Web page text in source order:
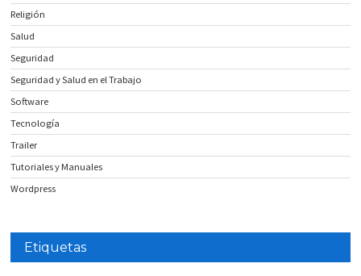
Religión
Salud
Seguridad
Seguridad y Salud en el Trabajo
Software
Tecnología
Trailer
Tutoriales y Manuales
Wordpress
Etiquetas